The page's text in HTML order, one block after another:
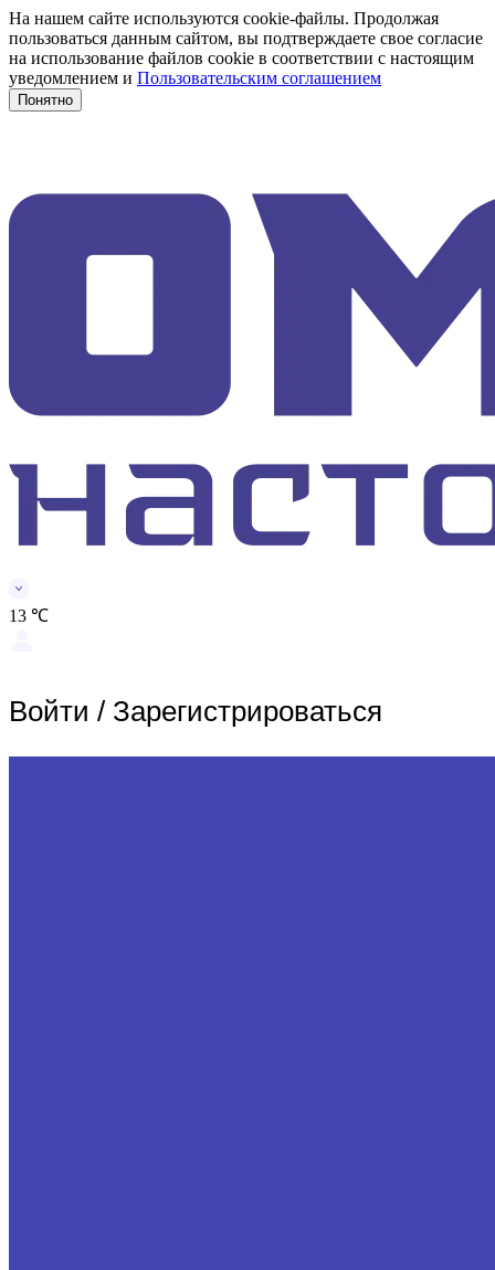
На нашем сайте используются cookie-файлы. Продолжая
пользоваться данным сайтом, вы подтверждаете свое согласие
на использование файлов cookie в соответствии с настоящим
уведомлением и Пользовательским соглашением
Понятно
13 ℃
Войти / Зарегистрироваться